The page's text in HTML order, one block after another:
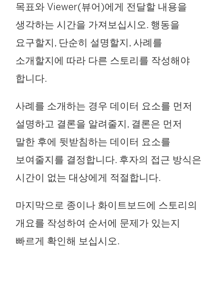
목표와 Viewer(뷰어)에게 전달할 내용을
생각하는 시간을 가져보십시오. 행동을
요구할지, 단순히 설명할지, 사례를
소개할지에 따라 다른 스토리를 작성해야
합니다.
사례를 소개하는 경우 데이터 요소를 먼저
설명하고 결론을 알려줄지, 결론은 먼저
말한 후에 뒷받침하는 데이터 요소를
보여줄지를 결정합니다. 후자의 접근 방식은
시간이 없는 대상에게 적절합니다.
마지막으로 종이나 화이트보드에 스토리의
개요를 작성하여 순서에 문제가 있는지
빠르게 확인해 보십시오.